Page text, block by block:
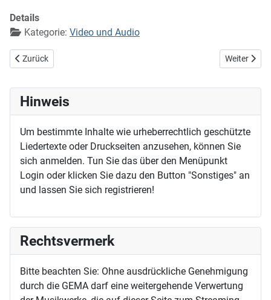
Details
Kategorie: Video und Audio
Vorheriger Beitrag: Die Nacht ist vorgedrungen - zwei Solostrophen
Zurück Nächster
Weiter
Hinweis
Um bestimmte Inhalte wie urheberrechtlich geschützte
Liedertexte oder Druckseiten anzusehen, können Sie
sich anmelden. Tun Sie das über den Menüpunkt
Login oder klicken Sie dazu den Button "Sonstiges" an
und lassen Sie sich registrieren!
Rechtsvermerk
Bitte beachten Sie: Ohne ausdrückliche Genehmigung
durch die GEMA darf eine weitergehende Verwertung